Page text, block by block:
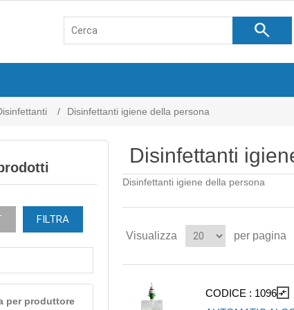
search
/ Disinfettanti igiene della persona
FILTRA
per produttore
Disinfettanti
Disinfettanti igiene della persona
Visualizza per pagina
CODICE : 1096 compare_arrows